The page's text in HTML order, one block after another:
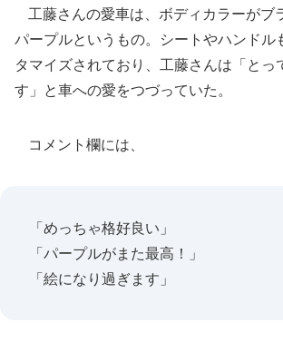
工藤さんの愛車は、ボディカラーがブ
パープルというもの。シートやハンドル
タマイズされており、工藤さんは「とっ
す」と車への愛をつづっていた。
コメント欄には、
「めっちゃ格好良い」
「パープルがまた最高！」
「絵になり過ぎます」